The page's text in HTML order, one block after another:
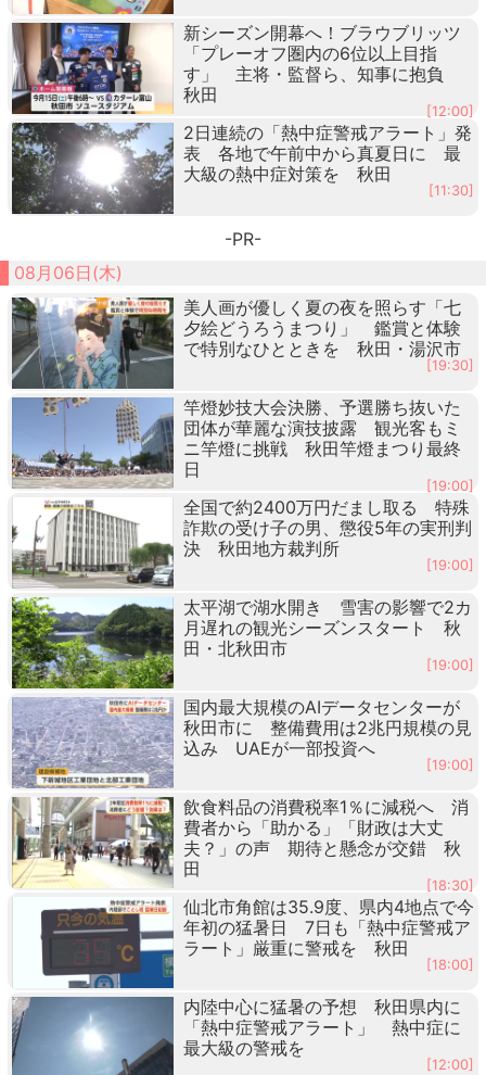
新シーズン開幕へ！ブラウブリッツ
「プレーオフ圏内の6位以上目指
す」 主将・監督ら、知事に抱負
秋田
[12:00]
2日連続の「熱中症警戒アラート」発
表 各地で午前中から真夏日に 最
大級の熱中症対策を 秋田
[11:30]
-PR-
08月06日(木)
美人画が優しく夏の夜を照らす「七
夕絵どうろうまつり」 鑑賞と体験
で特別なひとときを 秋田・湯沢市
[19:30]
竿燈妙技大会決勝、予選勝ち抜いた
団体が華麗な演技披露 観光客もミ
ニ竿燈に挑戦 秋田竿燈まつり最終
日
[19:00]
全国で約2400万円だまし取る 特殊
詐欺の受け子の男、懲役5年の実刑判
決 秋田地方裁判所
[19:00]
太平湖で湖水開き 雪害の影響で2カ
月遅れの観光シーズンスタート 秋
田・北秋田市
[19:00]
国内最大規模のAIデータセンターが
秋田市に 整備費用は2兆円規模の見
込み UAEが一部投資へ
[19:00]
飲食料品の消費税率1％に減税へ 消
費者から「助かる」「財政は大丈
夫？」の声 期待と懸念が交錯 秋
田
[18:30]
仙北市角館は35.9度、県内4地点で今
年初の猛暑日 7日も「熱中症警戒ア
ラート」厳重に警戒を 秋田
[18:00]
内陸中心に猛暑の予想 秋田県内に
「熱中症警戒アラート」 熱中症に
最大級の警戒を
[12:00]